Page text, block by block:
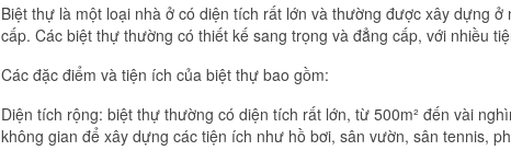
Biệt thự là một loại nhà ở có diện tích rất lớn và thường được xây dựng
cấp. Các biệt thự thường có thiết kế sang trọng và đẳng cấp, với nhiều
Các đặc điểm và tiện ích của biệt thự bao gồm:
Diện tích rộng: biệt thự thường có diện tích rất lớn, từ 500m² đến vài
không gian để xây dựng các tiện ích như hồ bơi, sân vườn, sân tennis,